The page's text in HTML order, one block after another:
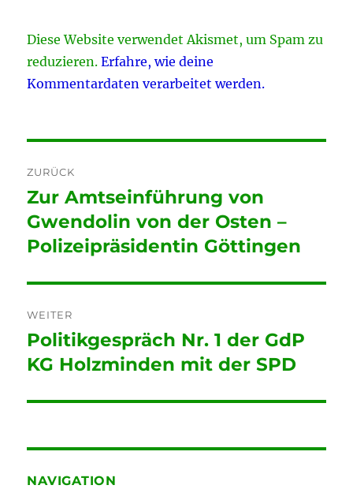
Diese Website verwendet Akismet, um Spam zu
reduzieren.Erfahre, wie deine
Kommentardaten verarbeitet werden.
ZURÜCK
Vorheriger
Beitrag:
Zur Amtseinführung von
Gwendolin von der Osten –
Polizeipräsidentin Göttingen
WEITER
Nächster
Beitrag:
Politikgespräch Nr. 1 der GdP
KG Holzminden mit der SPD
NAVIGATION